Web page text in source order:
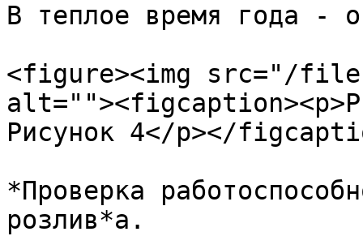
В теплое время года -
<figure><img src="/files/
Рисунок 4</p></
*Проверка
розлив*а.